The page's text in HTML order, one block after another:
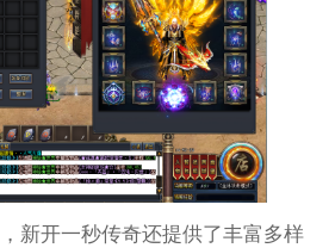
新开一秒传奇还提供了丰富多样